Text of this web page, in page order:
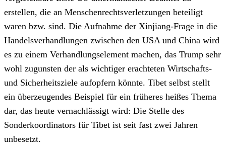
erstellen, die an Menschenrechtsverletzungen beteiligt
waren bzw. sind. Die Aufnahme der Xinjiang-Frage in die
Handelsverhandlungen zwischen den USA und China wird
es zu einem Verhandlungselement machen, das Trump sehr
wohl zugunsten der als wichtiger erachteten Wirtschafts-
und Sicherheitsziele aufopfern könnte. Tibet selbst stellt
ein überzeugendes Beispiel für ein früheres heißes Thema
dar, das heute vernachlässigt wird: Die Stelle des
Sonderkoordinators für Tibet ist seit fast zwei Jahren
unbesetzt.